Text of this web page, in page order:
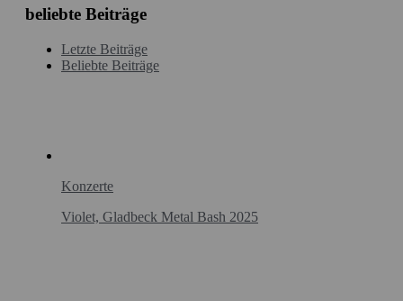
beliebte Beiträge
Letzte Beiträge
Beliebte Beiträge
Konzerte
Violet, Gladbeck Metal Bash 2025